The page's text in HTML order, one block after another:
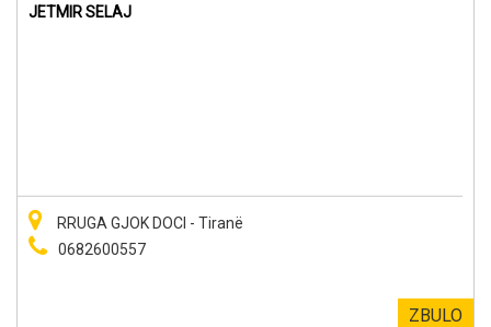
JETMIR SELAJ
RRUGA GJOK DOCI - Tiranë
0682600557
ZBULO